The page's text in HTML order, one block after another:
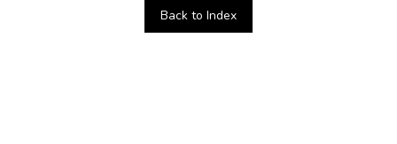
Back to Index